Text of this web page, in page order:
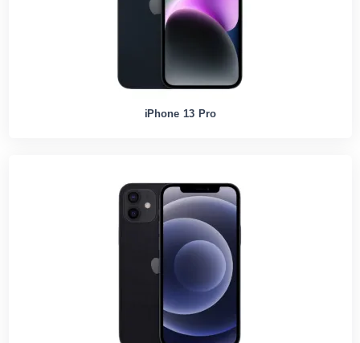
iPhone 13 Pro